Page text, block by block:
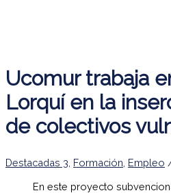
Ucomur trabaja
Lorquí en la
de colectivos
Destacadas 3 Formación Empleo
En este proyecto